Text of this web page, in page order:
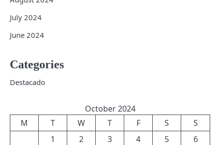
July 2024
June 2024
Categories
Destacado
October 2024
M
T W T F S
S
1
2 3 4 5
6